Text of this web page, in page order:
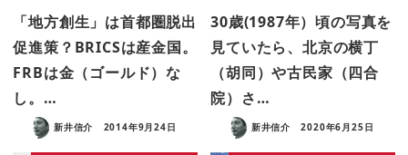
「地方創生」は首都圏脱出
促進策？BRICSは産金国。
FRBは金（ゴールド）な
し。…
新井信介 2014年9月24日
30歳(1987年）頃の写真を
見ていたら、北京の横丁
（胡同）や古民家（四合
院）さ…
新井信介 2020年6月25日